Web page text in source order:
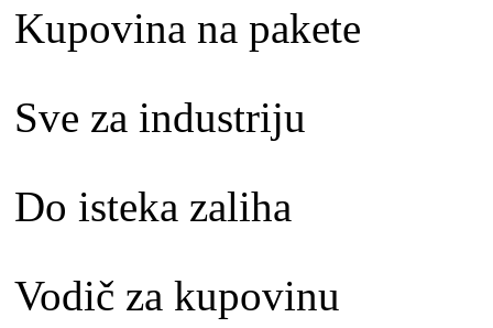
Kupovina na pakete
Sve za industriju
Do isteka zaliha
Vodič za kupovinu